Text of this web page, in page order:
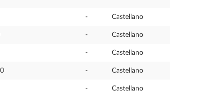
- Castellano
- Castellano
- Castellano
- Castellano
- Castellano